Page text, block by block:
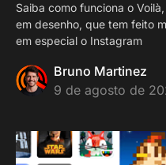
Saiba como funciona o
em desenho, que tem feito
em especial o Instagram
Bruno Martinez
9 de agosto de